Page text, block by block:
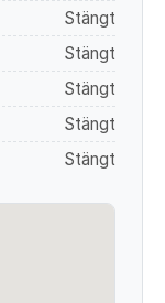
Stängt
Stängt
Stängt
Stängt
Stängt